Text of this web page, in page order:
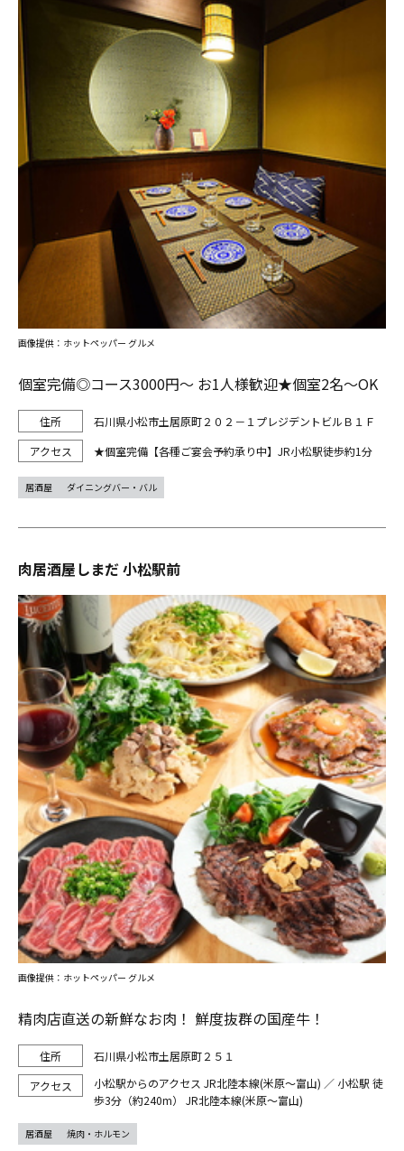
個室完備◎コース3000円～ お1人様歓迎★個室2名～OK
石川県小松市土居原町２０２－１プレジデントビルＢ１Ｆ
★個室完備【各種ご宴会予約承り中】JR小松駅徒歩約1分
画像提供：ホットペッパー グルメ
居酒屋 ダイニングバー・バル
肉居酒屋しまだ 小松駅前
精肉店直送の新鮮なお肉！ 鮮度抜群の国産牛！
石川県小松市土居原町２５１
小松駅からのアクセス JR北陸本線(米原～富山) ／ 小松駅 徒
歩3分（約240m） JR北陸本線(米原～富山)
画像提供：ホットペッパー グルメ
居酒屋 焼肉・ホルモン